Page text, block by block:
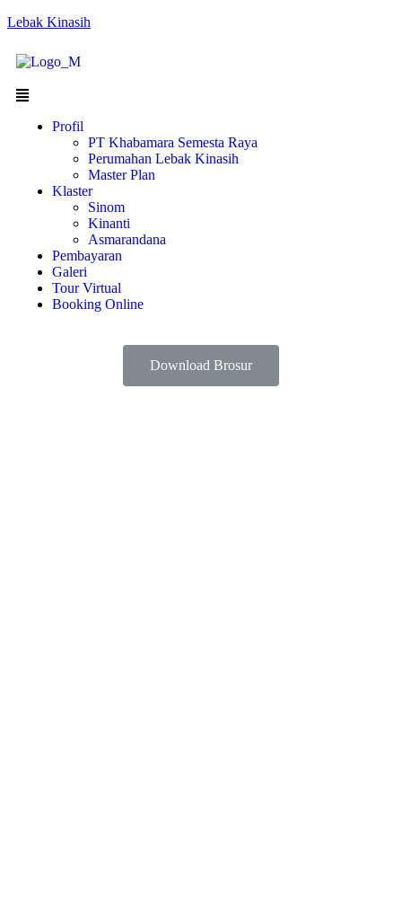
Lebak Kinasih
Profil
PT Khabamara Semesta Raya
Perumahan Lebak Kinasih
Master Plan
Klaster
Sinom
Kinanti
Asmarandana
Pembayaran
Galeri
Tour Virtual
Booking Online
Download Brosur